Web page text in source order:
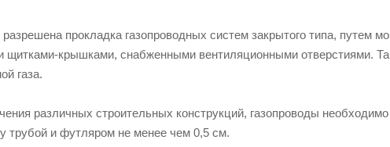
разрешена прокладка газопроводных систем закрытого типа, путем
щитками-крышками, снабженными вентиляционными отверстиями.
газа.
различных строительных конструкций, газопроводы
трубой и футляром не менее чем 0,5 см.